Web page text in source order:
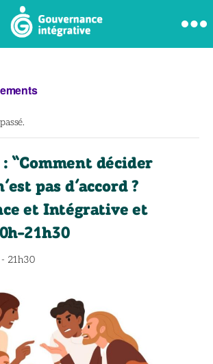
“Comment décider
pas d’accord ?
et Intégrative et
21h30
- 21h30